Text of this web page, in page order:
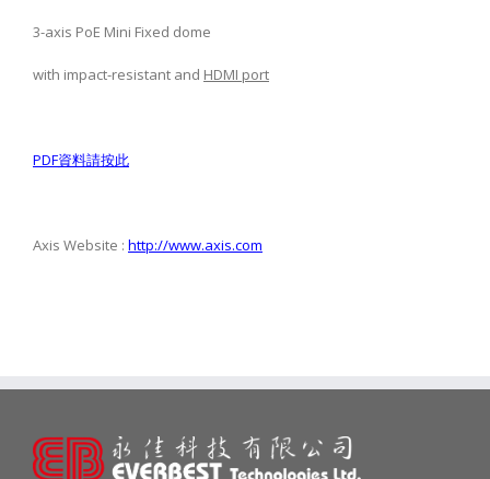
3-axis PoE Mini Fixed dome
with impact-resistant and HDMI port
PDF資料請按此
Axis Website : http://www.axis.com